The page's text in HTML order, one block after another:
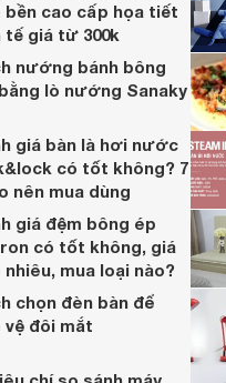
bền cao cấp họa tiết
tế giá từ 300k
nướng bánh bông
lò nướng Sanaky
giá bàn là hơi nước
có tốt không? 7
nên mua dùng
giá đệm bông ép
có tốt không, giá
nhiêu, mua loại nào?
chọn đèn bàn để
vệ đôi mắt